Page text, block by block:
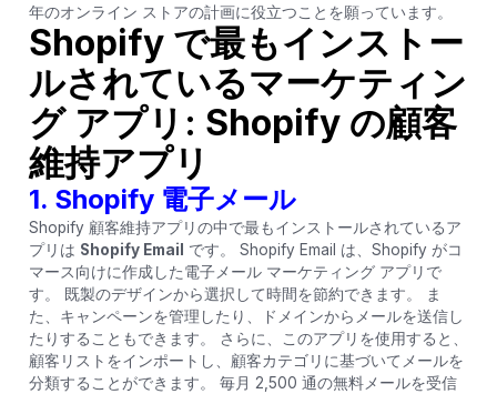
年のオンライン ストアの計画に役立つことを願っています。
Shopify で最もインストー
ルされているマーケティン
グ アプリ: Shopify の顧客
維持アプリ
1. Shopify 電子メール
Shopify 顧客維持アプリの中で最もインストールされているア
プリは Shopify Email
です。 Shopify Email は、Shopify がコ
マース向けに作成した電子メール マーケティング アプリで
す。 既製のデザインから選択して時間を節約できます。 ま
た、キャンペーンを管理したり、ドメインからメールを送信し
たりすることもできます。 さらに、このアプリを使用すると、
顧客リストをインポートし、顧客カテゴリに基づいてメールを
分類することができます。 毎月 2,500 通の無料メールを受信